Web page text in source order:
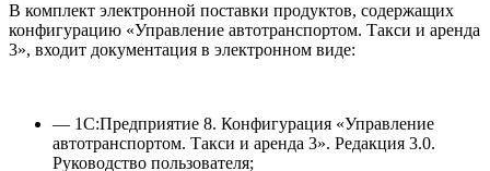
В комплект электронной поставки продуктов, содержащих
конфигурацию «Управление автотранспортом. Такси и аренда
3», входит документация в электронном виде:
— 1С:Предприятие 8. Конфигурация «Управление
автотранспортом. Такси и аренда 3». Редакция 3.0.
Руководство пользователя;